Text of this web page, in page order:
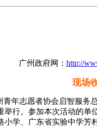
广州政府网： http://
现场
年志愿者协会启智服
举行。参加本次活动的
学、广东省实验中学芳